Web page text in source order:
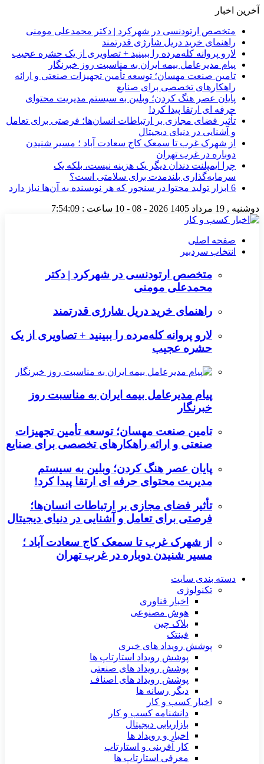
آخرین اخبار
متخصص ارتودنسی در شهرکرد | دکتر محمدعلی مومنی
راهنمای خرید دریل شارژی قدرتمند
لارو پروانه کله‌مرده را ببینید + تصاویری از یک حشره عجیب
پیام مدیرعامل بیمه ایران به مناسبت روز خبرنگار
تامین صنعت مهسان؛ توسعه تأمین تجهیزات صنعتی و ارائه
راهکارهای تخصصی برای صنایع
پایان عصر هنگ کردن؛ وبلین به سیستم مدیریت محتوای
حرفه ای ارتقا پیدا کرد!
تأثیر فضای مجازی بر ارتباطات انسان‌ها؛ فرصتی برای تعامل
و آشنایی در دنیای دیجیتال
از شهرک غرب تا سمعک کاج سعادت آباد ؛ مسیر شنیدن
دوباره در غرب تهران
چرا ایمپلنت دندان دیگر یک هزینه نیست، بلکه یک
سرمایه‌گذاری بلندمدت برای سلامتی است؟
6 ابزار تولید محتوا در سنجور که هر نویسنده به آن‌ها نیاز دارد
دوشنبه , 19 مرداد 1405 2026 - 08 - 10 ساعت : 7:54:10
صفحه اصلی
انتخاب سردبیر
متخصص ارتودنسی در شهرکرد | دکتر
محمدعلی مومنی
راهنمای خرید دریل شارژی قدرتمند
لارو پروانه کله‌مرده را ببینید + تصاویری از یک
حشره عجیب
پیام مدیرعامل بیمه ایران به مناسبت روز
خبرنگار
تامین صنعت مهسان؛ توسعه تأمین تجهیزات
صنعتی و ارائه راهکارهای تخصصی برای صنایع
پایان عصر هنگ کردن؛ وبلین به سیستم
مدیریت محتوای حرفه ای ارتقا پیدا کرد!
تأثیر فضای مجازی بر ارتباطات انسان‌ها؛
فرصتی برای تعامل و آشنایی در دنیای دیجیتال
از شهرک غرب تا سمعک کاج سعادت آباد ؛
مسیر شنیدن دوباره در غرب تهران
دسته بندی سایت
تکنولوژی
اخبار فناوری
هوش مصنوعی
بلاک چین
فینتک
پوشش رویداد های خبری
پوشش رویداد استارتاپ ها
پوشش رویداد های صنعتی
پوشش رویداد های اصناف
دیگر رسانه ها
اخبار کسب و کار
دانشنامه کسب و کار
بازاریابی دیجیتال
اخبار و رویداد ها
کار آفرینی و استارتاپ
معرفی استارتاپ ها